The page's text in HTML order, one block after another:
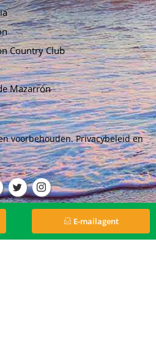
Country Club
Mazarrón
voorbehouden.Privacybeleiden
E-mailagent